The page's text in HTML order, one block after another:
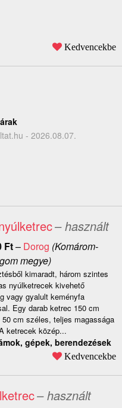
Kedvencekbe
- 2026.08.07.
– használt
Ft– Dorog (Komárom-
megye)
kimaradt, három szintes
nyúlketrecek kivehető
vagy gyalult keményfa
Egy darab ketrec 150 cm
50 cm széles, teljes magassága
ketrecek közép...
gépek, berendezések
Kedvencekbe
– használt